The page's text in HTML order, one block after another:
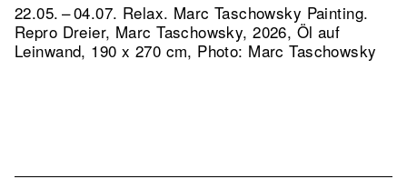
22.05. – 04.07. Relax. Marc Taschowsky Painting.
Repro Dreier, Marc Taschowsky, 2026, Öl auf
Leinwand, 190 x 270 cm, Photo: Marc Taschowsky